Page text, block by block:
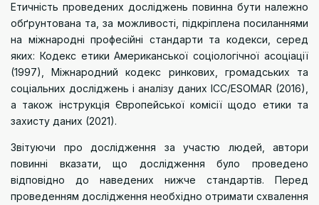
Етичність проведених досліджень повинна бути належно
обґрунтована та, за можливості, підкріплена посиланнями
на міжнародні професійні стандарти та кодекси, серед
яких: Кодекс етики Американської соціологічної асоціації
(1997),Міжнародний кодекс ринкових, громадських та
соціальних досліджень і аналізу даних ICC/ESOMAR (2016),
а також інструкція Європейської комісії щодо етики та
захисту даних (2021).
Звітуючи про дослідження за участю людей, автори
повинні вказати, що дослідження було проведено
відповідно до наведених нижче стандартів. Перед
проведенням дослідження необхідно отримати схвалення